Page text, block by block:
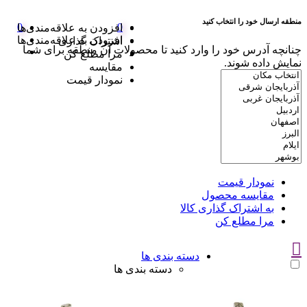
منطقه ارسال خود را انتخاب کنید
چنانچه آدرس خود را وارد کنید تا محصولات آن منطقه برای شما
نمایش داده شوند.
نمودار قیمت
مقایسه محصول
به اشتراک گذاری کالا
مرا مطلع کن
0
افزودن به علاقه‌مندی‌ها
0
دسته بندی ها
دسته بندی ها
افزودن به علاقه‌مندی‌ها
اشتراک گذاری
مرا مطلع کن
مقایسه
نمودار قیمت